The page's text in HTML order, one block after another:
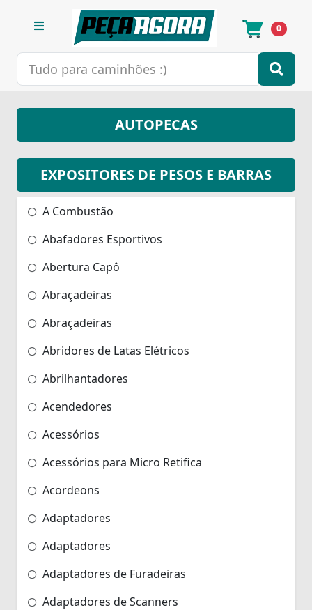
0
AUTOPECAS
EXPOSITORES DE PESOS E BARRAS
A Combustão
Abafadores Esportivos
Abertura Capô
Abraçadeiras
Abraçadeiras
Abridores de Latas Elétricos
Abrilhantadores
Acendedores
Acessórios
Acessórios para Micro Retifica
Acordeons
Adaptadores
Adaptadores
Adaptadores de Furadeiras
Adaptadores de Scanners